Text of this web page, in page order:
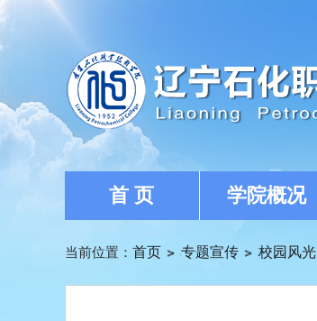
首 页 学院概况
当前位置： 首页 专题宣传 校园风光